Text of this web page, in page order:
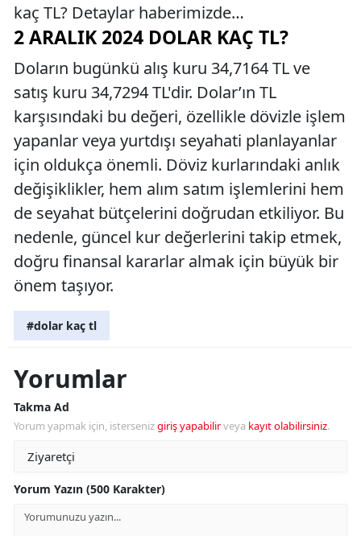
kaç TL? Detaylar haberimizde…
2 ARALIK 2024 DOLAR KAÇ TL?
Doların bugünkü alış kuru 34,7164 TL ve
satış kuru 34,7294 TL'dir. Dolar’ın TL
karşısındaki bu değeri, özellikle dövizle işlem
yapanlar veya yurtdışı seyahati planlayanlar
için oldukça önemli. Döviz kurlarındaki anlık
değişiklikler, hem alım satım işlemlerini hem
de seyahat bütçelerini doğrudan etkiliyor. Bu
nedenle, güncel kur değerlerini takip etmek,
doğru finansal kararlar almak için büyük bir
önem taşıyor.
#dolar kaç tl
Yorumlar
Takma Ad
Yorum yapmak için, istersenizgiriş yapabilirveya kayıt olabilirsiniz.
Yorum Yazın (500 Karakter)